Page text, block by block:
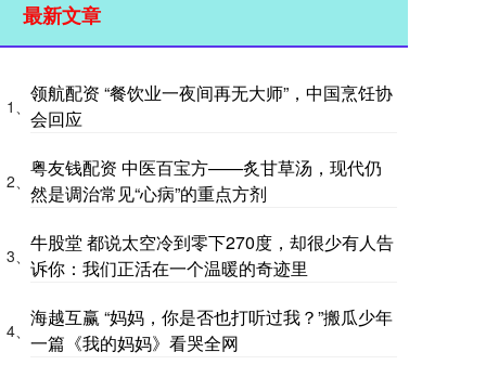
最新文章
1、
领航配资 “餐饮业一夜间再无大师”，中国烹饪协
会回应
2、
粤友钱配资 中医百宝方——炙甘草汤，现代仍
然是调治常见“心病”的重点方剂
3、
牛股堂 都说太空冷到零下270度，却很少有人告
诉你：我们正活在一个温暖的奇迹里
4、
海越互赢 “妈妈，你是否也打听过我？”搬瓜少年
一篇《我的妈妈》看哭全网